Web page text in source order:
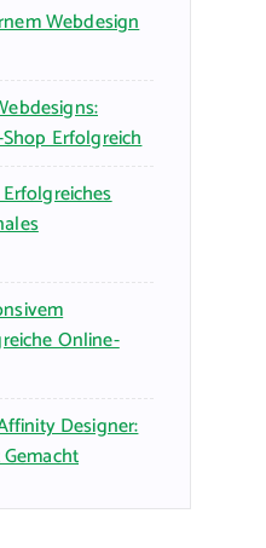
Webdesign
Erfolgreich
Online-
Designer: